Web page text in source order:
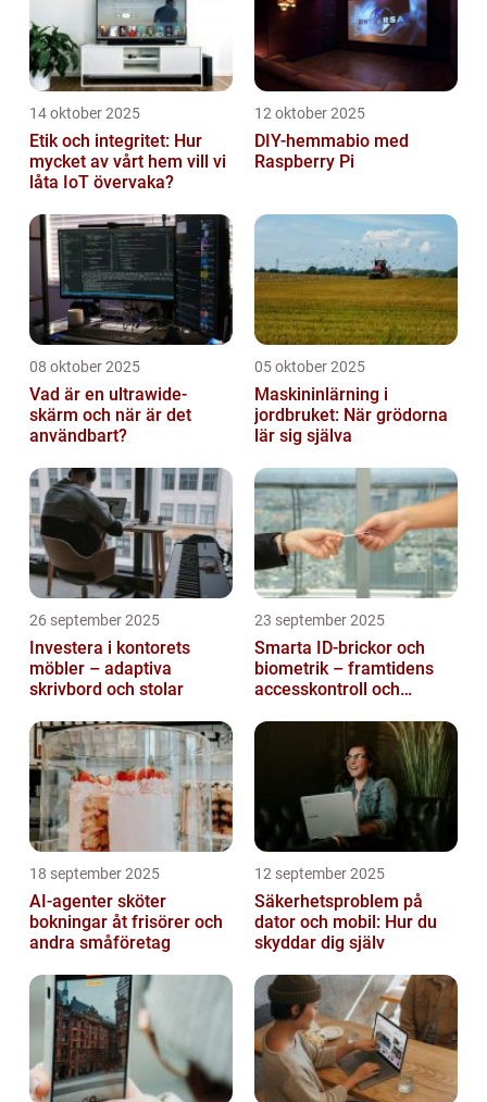
14 oktober 2025
Etik och integritet: Hur
mycket av vårt hem vill vi
låta IoT övervaka?
12 oktober 2025
DIY-hemmabio med
Raspberry Pi
08 oktober 2025
Vad är en ultrawide-
skärm och när är det
användbart?
05 oktober 2025
Maskininlärning i
jordbruket: När grödorna
lär sig själva
26 september 2025
Investera i kontorets
möbler – adaptiva
skrivbord och stolar
23 september 2025
Smarta ID-brickor och
biometrik – framtidens
accesskontroll och
18 september 2025
AI-agenter sköter
bokningar åt frisörer och
andra småföretag
12 september 2025
Säkerhetsproblem på
dator och mobil: Hur du
skyddar dig själv